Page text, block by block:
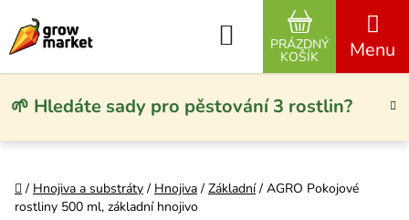
🌱 Hledáte sady pro pěstování 3 rostlin?
Hledat
NÁKUPNÍ
PRÁZDNÝ
KOŠÍK
Domů
/ Hnojiva a substráty / Hnojiva / Základní / AGRO Pokojové
rostliny 500 ml, základní hnojivo